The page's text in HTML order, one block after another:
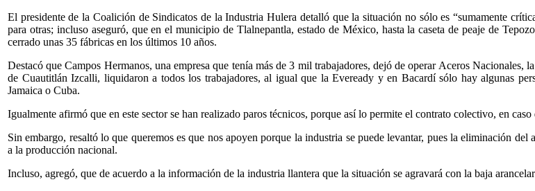
El presidente de la Coalición de Sindicatos de la Industria Hulera detalló que la situación no sólo es “sumamente
para otras; incluso aseguró, que en el municipio de Tlalnepantla, estado de México, hasta la caseta de peaje de
cerrado unas 35 fábricas en los últimos 10 años.
Destacó que Campos Hermanos, una empresa que tenía más de 3 mil trabajadores, dejó de operar Aceros
de Cuautitlán Izcalli, liquidaron a todos los trabajadores, al igual que la Eveready y en Bacardí sólo hay algunas
Jamaica o Cuba.
Igualmente afirmó que en este sector se han realizado paros técnicos, porque así lo permite el contrato colectivo, en
Sin embargo, resaltó lo que queremos es que nos apoyen porque la industria se puede levantar, pues la eliminación del
a la producción nacional.
Incluso, agregó, que de acuerdo a la información de la industria llantera que la situación se agravará con la baja